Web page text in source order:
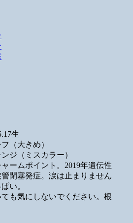
生
（大きめ）
ジ（ミスカラー）
ームポイント。2019年遺伝性
閉塞発症。涙は止まりません
い。
も気にしないでください。根